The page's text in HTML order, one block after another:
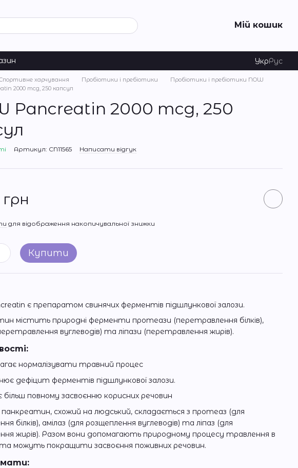
Мій кошик
УкрРус
харчування Пробіотики і пребіотики
Пробіотики і пребіотики NOW
2000 mcg, 250 капсул
Pancreatin 2000 mcg, 250
Артикул: CN11565 Написати відгук
грн
для відображення накопичувальної знижки
Купити
є препаратом свинячих ферментів підшлункової залози.
містить природні ферменти протеази (перетравлення білків),
вуглеводів) та ліпази (перетравлення жирів).
нормалізувати травний процес
дефіцит ферментів підшлункової залози.
більш повному засвоєнню корисних речовин
панкреатин, схожий на людський, складається з протеаз (для
білків), амілаз (для розщеплення вуглеводів) та ліпаз (для
жирів). Разом вони допомагають природному процесу травлення в
та можуть покращити засвоєння поживних речовин.